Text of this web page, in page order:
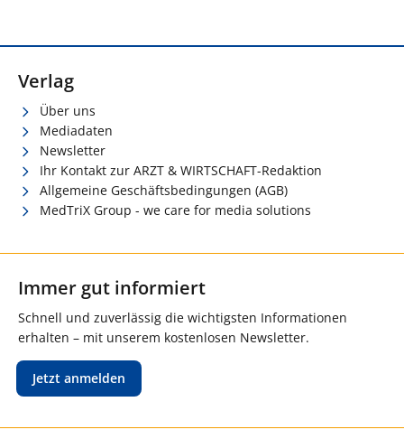
Verlag
Über uns
Mediadaten
Newsletter
Ihr Kontakt zur ARZT & WIRTSCHAFT-Redaktion
Allgemeine Geschäftsbedingungen (AGB)
MedTriX Group - we care for media solutions
Immer gut informiert
Schnell und zuverlässig die wichtigsten Informationen
erhalten – mit unserem kostenlosen Newsletter.
Jetzt anmelden